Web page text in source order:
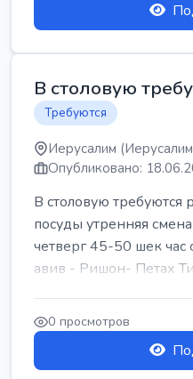
В столовую
Требуются
Иерусалим
Опубликовано:
В столовую
посуды утренняя
четверг 45-50 шек час
авив - Ришон- Петах
0 просмотров